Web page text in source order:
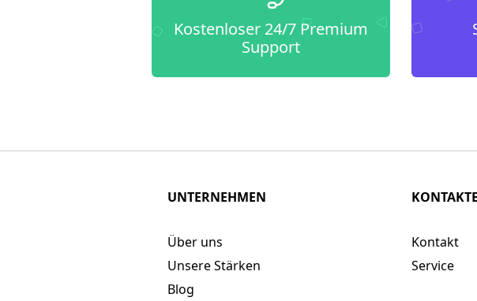
Kostenloser 24/7 Premium
Support
UNTERNEHMEN
Über uns
Unsere Stärken
Blog
KONTAKTE
Kontakt
Service